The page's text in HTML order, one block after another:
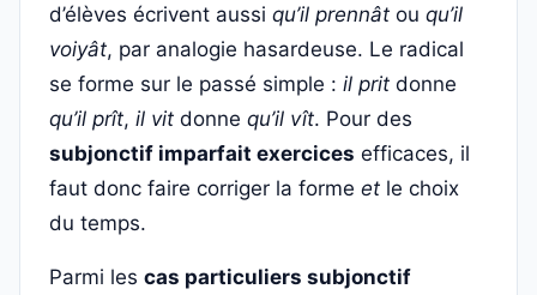
d’élèves écrivent aussi qu’il prennât ou qu’il
voiyât, par analogie hasardeuse. Le radical
se forme sur le passé simple : il prit donne
qu’il prît, il vit donne qu’il vît. Pour des
subjonctif imparfait exercices efficaces, il
faut donc faire corriger la forme et le choix
du temps.
Parmi les cas particuliers subjonctif